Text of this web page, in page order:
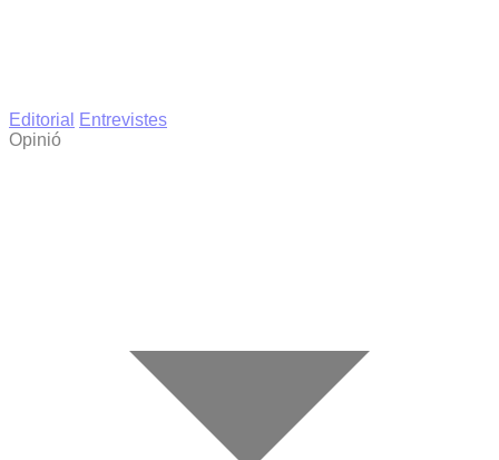
Editorial
Entrevistes
Opinió